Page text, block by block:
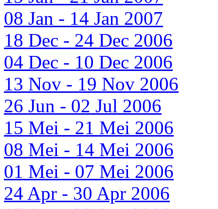
08 Jan - 14 Jan 2007
18 Dec - 24 Dec 2006
04 Dec - 10 Dec 2006
13 Nov - 19 Nov 2006
26 Jun - 02 Jul 2006
15 Mei - 21 Mei 2006
08 Mei - 14 Mei 2006
01 Mei - 07 Mei 2006
24 Apr - 30 Apr 2006